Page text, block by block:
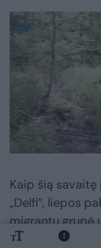
Kaip šią
„Delfi“, liepos
migrantų grupė
Incidentas